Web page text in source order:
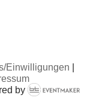
Einwilligungen
by